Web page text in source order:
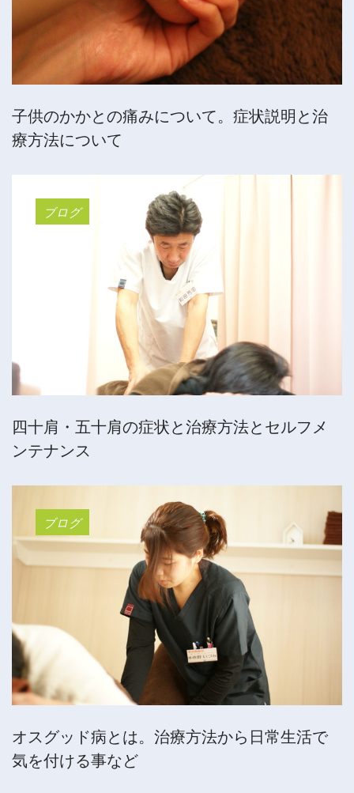
子供のかかとの痛みについて。症状説明と治
療方法について
ブログ
四十肩・五十肩の症状と治療方法とセルフメ
ンテナンス
ブログ
オスグッド病とは。治療方法から日常生活で
気を付ける事など